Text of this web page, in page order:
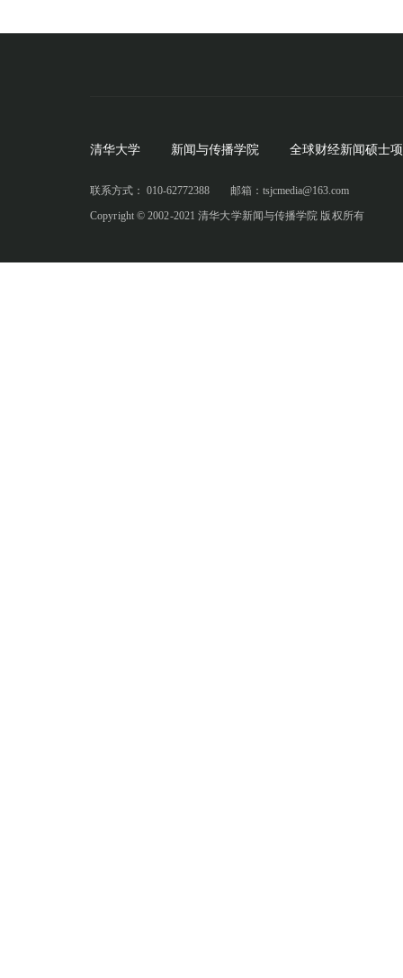
清华大学 新闻与传播学院 全球财经新闻硕士
联系方式： 010-62772388
邮箱：tsjcmedia@163.com
Copyright © 2002-2021 清华大学新闻与传播学院 版权所有